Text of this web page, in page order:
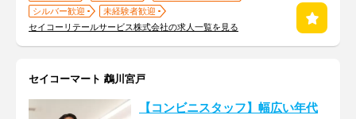
シルバー歓迎
未経験者歓迎
セイコーリテールサービス株式会社の求人一覧を見る
セイコーマート 鵡川宮戸
【コンビニスタッフ】幅広い年代